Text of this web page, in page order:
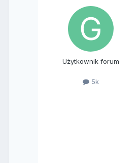
Użytkownik forum
5k